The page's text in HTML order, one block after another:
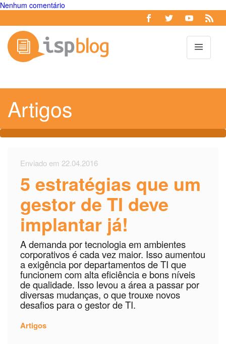
Nenhum comentário
Artigos
Enviado em 22.04.2016
5 estratégias que um
gestor de TI deve
implantar já!
A demanda por tecnologia em ambientes
corporativos é cada vez maior. Isso aumentou
a exigência por departamentos de TI que
funcionem com alta eficiência e bons níveis
de qualidade. Isso levou a área a passar por
diversas mudanças, o que trouxe novos
desafios para o gestor de TI.
Artigos